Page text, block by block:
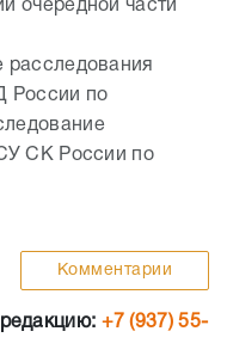
очередной части
расследования
России по
СК России по
Комментарии
+7 (937) 55-